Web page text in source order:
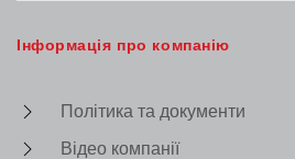
Інформація про компанію
Політика та документи
Відео компанії